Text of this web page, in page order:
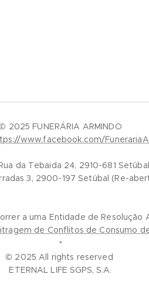
2025 FUNERÁRIA ARMINDO
www.facebook.com/
da Tebaida 24, 2910-681 Setúbal
3, 2900-197 Setúbal (Re-
a uma Entidade de Resolução
de Conflitos de Consumo
*
© 2025 All rights reserved
ETERNAL LIFE SGPS, S.A.